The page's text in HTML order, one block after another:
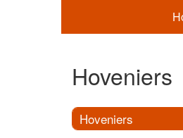
Hoveniers
Hoveniers